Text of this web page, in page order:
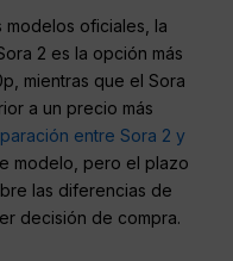
modelos oficiales, la
2 es la opción más
mientras que el Sora
a un precio más
entre Sora 2 y
modelo, pero el plazo
las diferencias de
decisión de compra.